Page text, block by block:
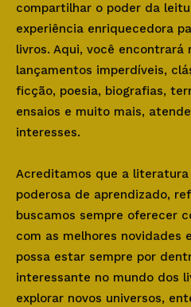
compartilhar o poder da
experiência enriquecedora
livros. Aqui, você encontrará
lançamentos imperdíveis,
ficção, poesia, biografias,
ensaios e muito mais,
interesses.
Acreditamos que a
poderosa de aprendizado,
buscamos sempre oferecer
com as melhores novidades
possa estar sempre por
interessante no mundo dos
explorar novos universos,